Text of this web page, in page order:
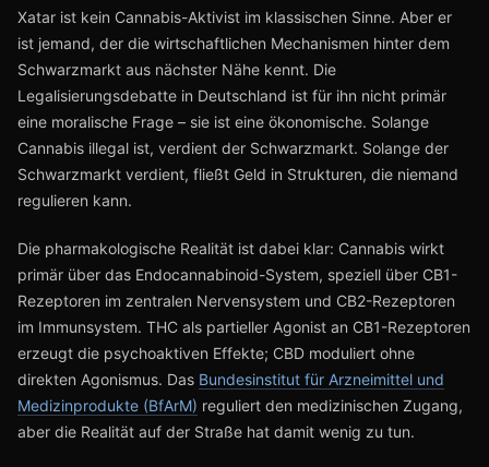
Xatar ist kein Cannabis-Aktivist im klassischen Sinne. Aber er
ist jemand, der die wirtschaftlichen Mechanismen hinter dem
Schwarzmarkt aus nächster Nähe kennt. Die
Legalisierungsdebatte in Deutschland ist für ihn nicht primär
eine moralische Frage – sie ist eine ökonomische. Solange
Cannabis illegal ist, verdient der Schwarzmarkt. Solange der
Schwarzmarkt verdient, fließt Geld in Strukturen, die niemand
regulieren kann.
Die pharmakologische Realität ist dabei klar: Cannabis wirkt
primär über das Endocannabinoid-System, speziell über CB1-
Rezeptoren im zentralen Nervensystem und CB2-Rezeptoren
im Immunsystem. THC als partieller Agonist an CB1-Rezeptoren
erzeugt die psychoaktiven Effekte; CBD moduliert ohne
direkten Agonismus. Das Bundesinstitut für Arzneimittel und
Medizinprodukte (BfArM) reguliert den medizinischen Zugang,
aber die Realität auf der Straße hat damit wenig zu tun.